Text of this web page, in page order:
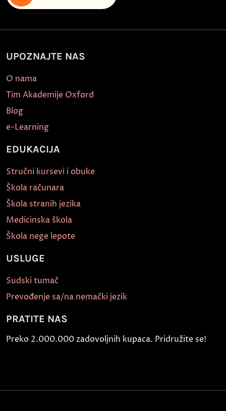
UPOZNAJTE NAS
O nama
Tim Akademije Oxford
Blog
e-Learning
EDUKACIJA
Stručni kursevi i obuke
Škola računara
Škola stranih jezika
Medicinska škola
Škola nege lepote
USLUGE
Sudski tumač
Prevođenje sa/na nemački jezik
PRATITE NAS
Preko 2.000.000 zadovoljnih kupaca. Pridružite se!